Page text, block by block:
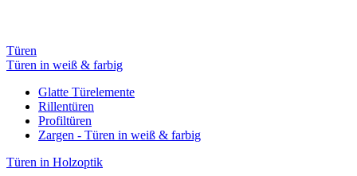
Türen
Türen in weiß & farbig
Glatte Türelemente
Rillentüren
Profiltüren
Zargen - Türen in weiß & farbig
Türen in Holzoptik